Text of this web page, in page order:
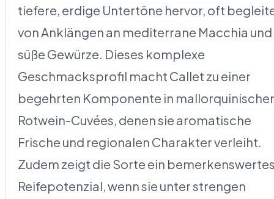
tiefere, erdige Untertöne hervor, oft
von Anklängen an mediterrane Macchia und
süße Gewürze. Dieses komplexe
Geschmacksprofil macht Callet zu einer
begehrten Komponente in
Rotwein-Cuvées, denen sie aromatische
Frische und regionalen Charakter verleiht.
Zudem zeigt die Sorte ein
Reifepotenzial, wenn sie unter strengen